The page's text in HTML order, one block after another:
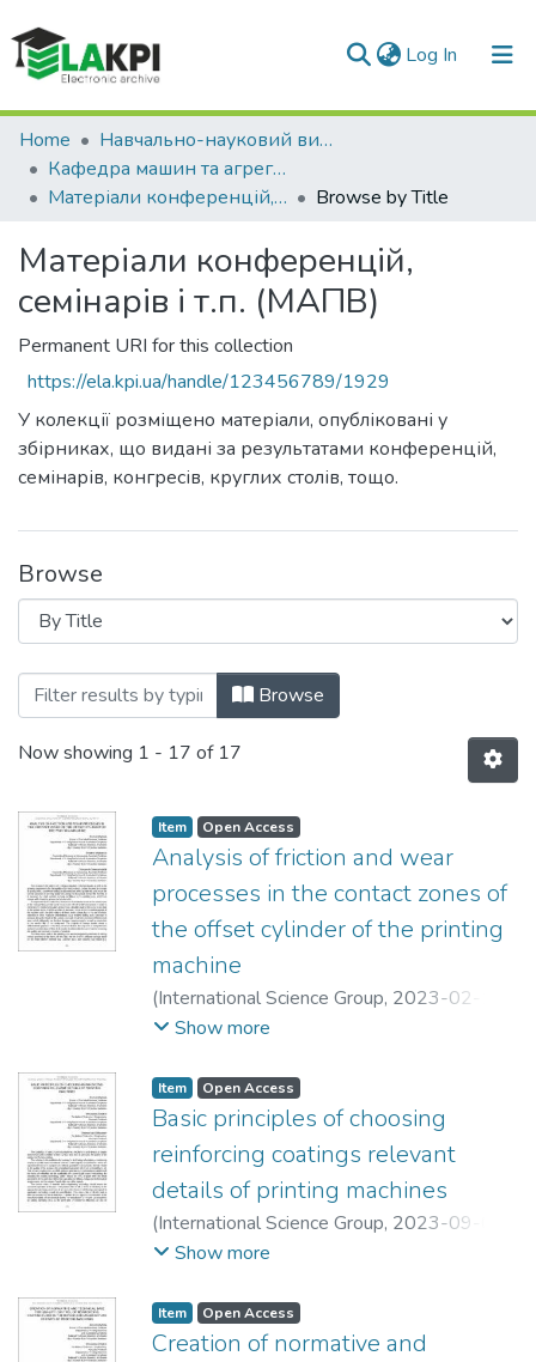
Log In (current)
Communities & Collections
All of DSpace
Home
Навчально-науковий видавничо-полiграфiчний інститут (НН ВПІ)
Кафедра машин та агрегатів поліграфічного виробництва (МАПВ)
Матеріали конференцій, семінарів і т.п. (МАПВ)
Browse by Title
Матеріали конференцій,
семінарів і т.п. (МАПВ)
Permanent URI for this collection
https://ela.kpi.ua/handle/123456789/1929
У колекції розміщено матеріали, опубліковані у
збірниках, що видані за результатами конференцій,
семінарів, конгресів, круглих столів, тощо.
Browse
Browsing Матеріали конференцій,
Browse
Now showing 1 - 17 of 17
Item Open Access
Analysis of friction and wear
processes in the contact zones of
the offset cylinder of the printing
machine
(International Science Group, 2023-02-17
Zenkin, Mykola
Show more
Item Open Access
Basic principles of choosing
reinforcing coatings relevant
details of printing machines
(International Science Group, 2023-09-01
Zenkin, Mykola
Show more
Item Open Access
Creation of normative and